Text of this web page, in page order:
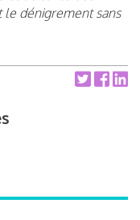
le dénigrement sans